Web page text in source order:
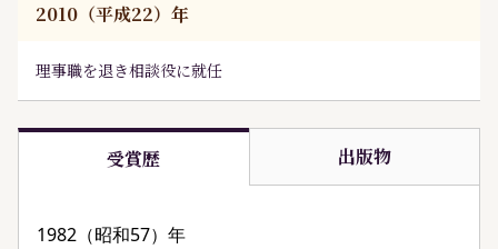
2010（平成22）年
理事職を退き相談役に就任
受賞歴 出版物
1982（昭和57）年